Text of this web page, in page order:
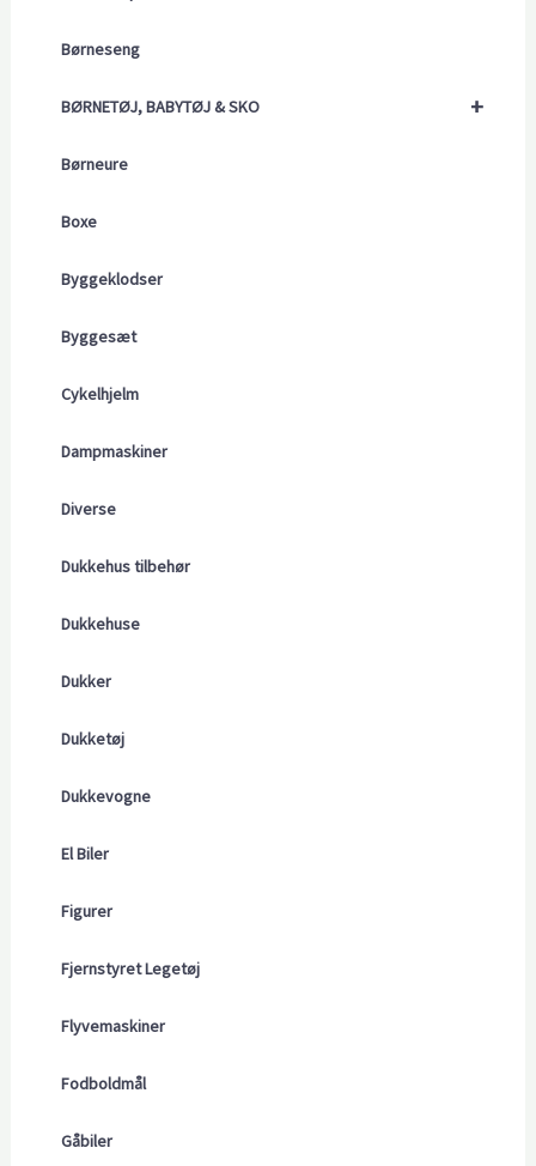
Børneseng
+
BØRNETØJ, BABYTØJ & SKO
Børneure
Boxe
Byggeklodser
Byggesæt
Cykelhjelm
Dampmaskiner
Diverse
Dukkehus tilbehør
Dukkehuse
Dukker
Dukketøj
Dukkevogne
El Biler
Figurer
Fjernstyret Legetøj
Flyvemaskiner
Fodboldmål
Gåbiler